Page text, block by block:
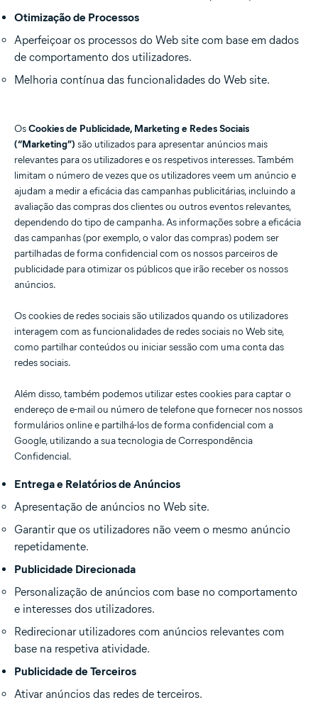
Otimização de Processos
Aperfeiçoar os processos do Web site com base em dados
de comportamento dos utilizadores.
Melhoria contínua das funcionalidades do Web site.
OsCookies de Publicidade, Marketing e Redes Sociais
(“Marketing”) são utilizados para apresentar anúncios mais
relevantes para os utilizadores e os respetivos interesses. Também
limitam o número de vezes que os utilizadores veem um anúncio e
ajudam a medir a eficácia das campanhas publicitárias, incluindo a
avaliação das compras dos clientes ou outros eventos relevantes,
dependendo do tipo de campanha. As informações sobre a eficácia
das campanhas (por exemplo, o valor das compras) podem ser
partilhadas de forma confidencial com os nossos parceiros de
publicidade para otimizar os públicos que irão receber os nossos
anúncios.
Os cookies de redes sociais são utilizados quando os utilizadores
interagem com as funcionalidades de redes sociais no Web site,
como partilhar conteúdos ou iniciar sessão com uma conta das
redes sociais.
Além disso, também podemos utilizar estes cookies para captar o
endereço de e-mail ou número de telefone que fornecer nos nossos
formulários online e partilhá-los de forma confidencial com a
Google, utilizando a sua tecnologia de Correspondência
Confidencial.
Entrega e Relatórios de Anúncios
Apresentação de anúncios no Web site.
Garantir que os utilizadores não veem o mesmo anúncio
repetidamente.
Publicidade Direcionada
Personalização de anúncios com base no comportamento
e interesses dos utilizadores.
Redirecionar utilizadores com anúncios relevantes com
base na respetiva atividade.
Publicidade de Terceiros
Ativar anúncios das redes de terceiros.